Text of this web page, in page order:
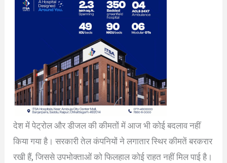
देश में पेट्रोल और डीजल की कीमतों में आज भी कोई बदलाव नहीं
किया गया है। सरकारी तेल कंपनियों ने लगातार स्थिर कीमतें बरकरार
रखी हैं, जिससे उपभोक्ताओं को फिलहाल कोई राहत नहीं मिल पाई है।